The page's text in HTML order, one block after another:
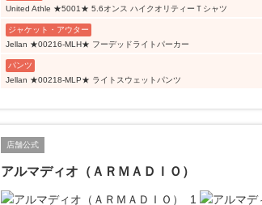
United Athle ★5001★ 5.6オンス ハイクオリティーＴシャツ
ジャケット・アウター
Jellan ★00216-MLH★ フーデッドライトパーカー
パンツ
Jellan ★00218-MLP★ ライトスウェットパンツ
店舗公式
アルマディオ（ＡＲＭＡＤＩＯ）